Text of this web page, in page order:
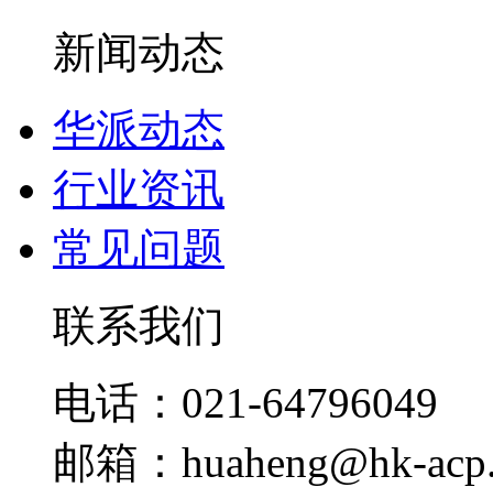
新闻动态
华派动态
行业资讯
常见问题
联系我们
电话：021-64796049
邮箱：huaheng@hk-